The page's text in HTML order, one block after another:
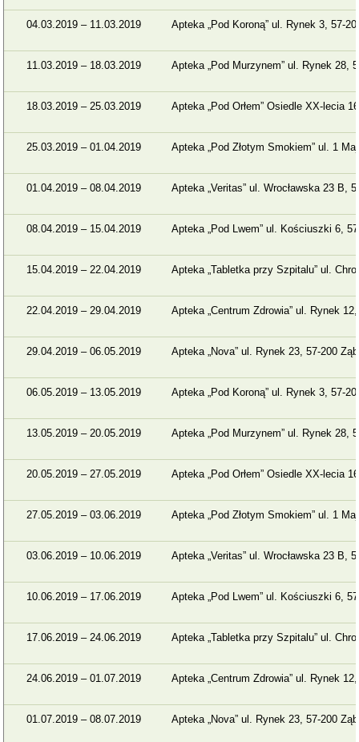
04.03.2019 – 11.03.2019 Apteka „Pod Koroną” ul. Rynek 3, 57-
11.03.2019 – 18.03.2019 Apteka „Pod Murzynem” ul. Rynek 28,
18.03.2019 – 25.03.2019 Apteka „Pod Orłem” Osiedle XX-lecia
25.03.2019 – 01.04.2019 Apteka „Pod Złotym Smokiem” ul. 1
01.04.2019 – 08.04.2019 Apteka „Veritas” ul. Wrocławska 23 B,
08.04.2019 – 15.04.2019 Apteka „Pod Lwem” ul. Kościuszki 6,
15.04.2019 – 22.04.2019 Apteka „Tabletka przy Szpitalu” ul.
22.04.2019 – 29.04.2019 Apteka „Centrum Zdrowia” ul. Rynek
29.04.2019 – 06.05.2019 Apteka „Nova” ul. Rynek 23, 57-200
06.05.2019 – 13.05.2019 Apteka „Pod Koroną” ul. Rynek 3, 57-
13.05.2019 – 20.05.2019 Apteka „Pod Murzynem” ul. Rynek 28,
20.05.2019 – 27.05.2019 Apteka „Pod Orłem” Osiedle XX-lecia
27.05.2019 – 03.06.2019 Apteka „Pod Złotym Smokiem” ul. 1
03.06.2019 – 10.06.2019 Apteka „Veritas” ul. Wrocławska 23 B,
10.06.2019 – 17.06.2019 Apteka „Pod Lwem” ul. Kościuszki 6,
17.06.2019 – 24.06.2019 Apteka „Tabletka przy Szpitalu” ul.
24.06.2019 – 01.07.2019 Apteka „Centrum Zdrowia” ul. Rynek
01.07.2019 – 08.07.2019 Apteka „Nova” ul. Rynek 23, 57-200